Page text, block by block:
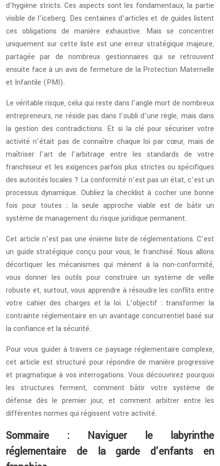
d’hygiène stricts. Ces aspects sont les fondamentaux, la partie
visible de l’iceberg. Des centaines d’articles et de guides listent
ces obligations de manière exhaustive. Mais se concentrer
uniquement sur cette liste est une erreur stratégique majeure,
partagée par de nombreux gestionnaires qui se retrouvent
ensuite face à un avis de fermeture de la Protection Maternelle
et Infantile (PMI).
Le véritable risque, celui qui reste dans l’angle mort de nombreux
entrepreneurs, ne réside pas dans l’oubli d’une règle, mais dans
la gestion des contradictions. Et si la clé pour sécuriser votre
activité n’était pas de connaître chaque loi par cœur, mais de
maîtriser l’art de l’arbitrage entre les standards de votre
franchiseur et les exigences parfois plus strictes ou spécifiques
des autorités locales ? La conformité n’est pas un état, c’est un
processus dynamique. Oubliez la checklist à cocher une bonne
fois pour toutes ; la seule approche viable est de bâtir un
système de management du risque juridique permanent.
Cet article n’est pas une énième liste de réglementations. C’est
un guide stratégique conçu pour vous, le franchisé. Nous allons
décortiquer les mécanismes qui mènent à la non-conformité,
vous donner les outils pour construire un système de veille
robuste et, surtout, vous apprendre à résoudre les conflits entre
votre cahier des charges et la loi. L’objectif : transformer la
contrainte réglementaire en un avantage concurrentiel basé sur
la confiance et la sécurité.
Pour vous guider à travers ce paysage réglementaire complexe,
cet article est structuré pour répondre de manière progressive
et pragmatique à vos interrogations. Vous découvrirez pourquoi
les structures ferment, comment bâtir votre système de
défense dès le premier jour, et comment arbitrer entre les
différentes normes qui régissent votre activité.
Sommaire : Naviguer le labyrinthe
réglementaire de la garde d’enfants en